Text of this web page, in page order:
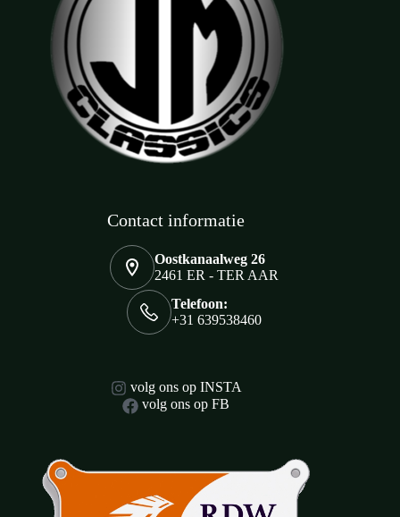
Contact informatie
Oostkanaalweg 26
2461 ER - TER AAR
Telefoon:
+31 639538460
volg ons op INSTA
volg ons op FB